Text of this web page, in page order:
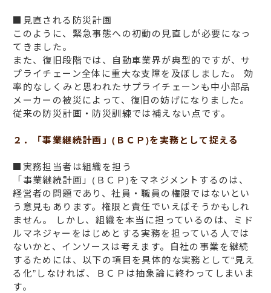
■見直される防災計画
このように、緊急事態への初動の見直しが必要になっ
てきました。
また、復旧段階では、自動車業界が典型的ですが、サ
プライチェーン全体に重大な支障を及ぼしました。 効
率的なしくみと思われたサプライチェーンも中小部品
メーカーの被災によって、復旧の妨げになりました。
従来の防災計画・防災訓練では補えない点です。
２．「事業継続計画」(ＢＣＰ)を実務として捉える
■実務担当者は組織を担う
「事業継続計画」(ＢＣＰ)をマネジメントするのは、
経営者の問題であり、社員・職員の権限ではないとい
う意見もあります。権限と責任でいえばそうかもしれ
ません。 しかし、組織を本当に担っているのは、ミド
ルマネジャーをはじめとする実務を担っている人では
ないかと、インソースは考えます。自社の事業を継続
するためには、以下の項目を具体的な実務として“見え
る化”しなければ、ＢＣＰは抽象論に終わってしまいま
す。